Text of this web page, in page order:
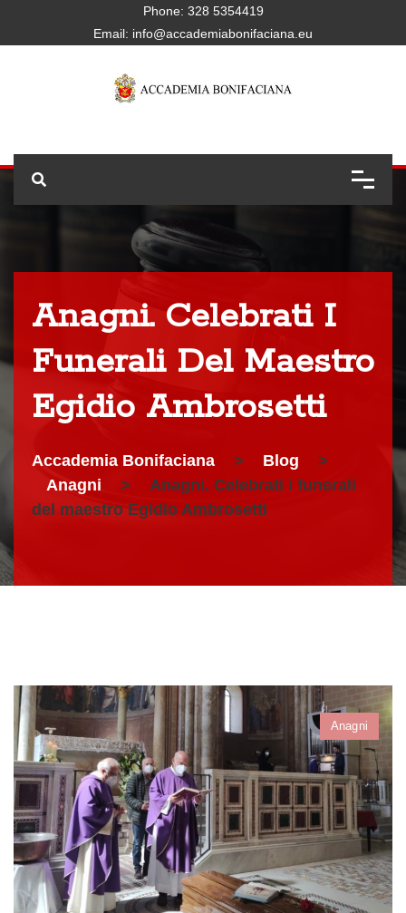
Phone: 328 5354419
Email: info@accademiabonifaciana.eu
Anagni. Celebrati I
Funerali Del Maestro
Egidio Ambrosetti
Accademia Bonifaciana > Blog
>
Anagni
>
Anagni. Celebrati i funerali
del maestro Egidio Ambrosetti
Anagni